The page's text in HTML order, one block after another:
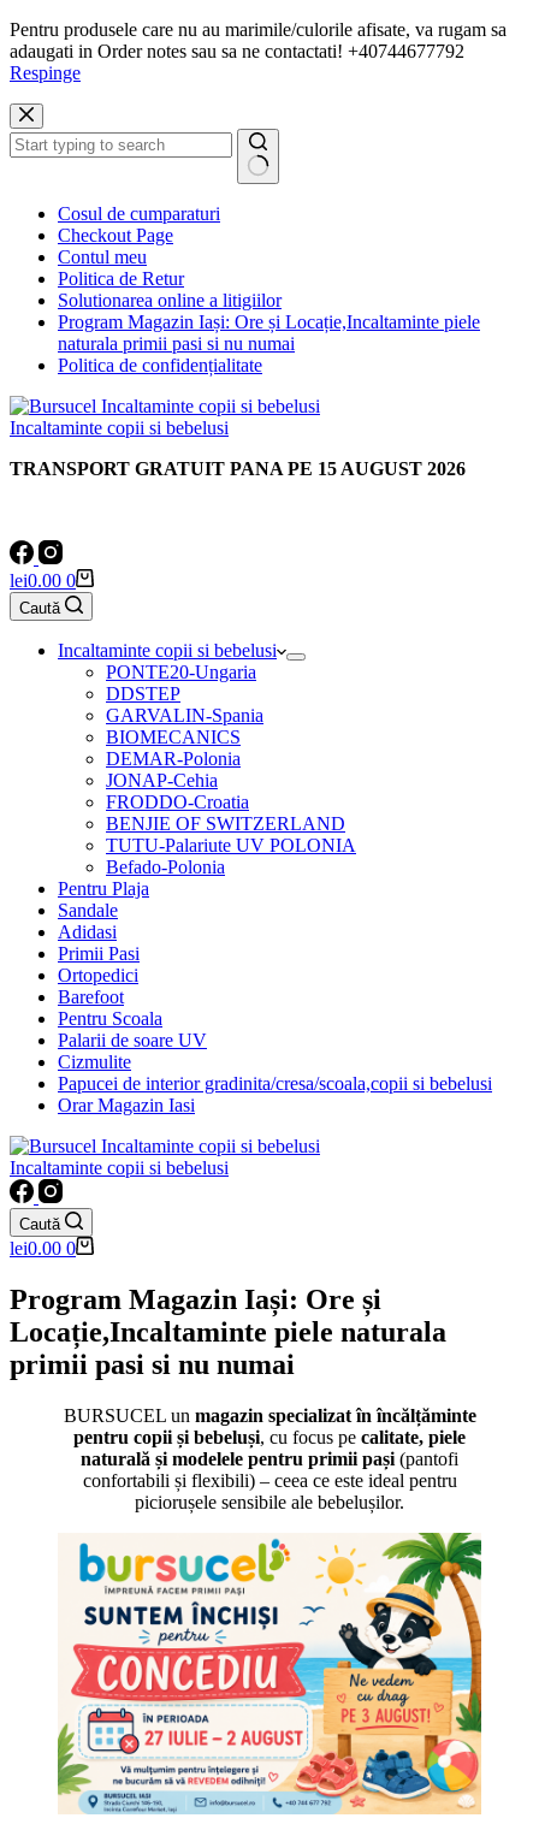
Pentru produsele care nu au marimile/culorile afisate, va rugam sa
adaugati in Order notes sau sa ne contactati! +40744677792
Respinge
Sari
la
conținut
rezultatCosul de cumparaturi
Checkout Page
Contul meu
Politica de Retur
Solutionarea online a litigiilor
Program Magazin Iași: Ore și Locație,Incaltaminte piele
naturala primii pasi si nu numai
Politica de confidențialitate
Incaltaminte copii si bebelusi
TRANSPORT GRATUIT PANA PE 15 AUGUST 2026
Coș
de
cumpărături
lei0.00 0
Caută
Incaltaminte copii si bebelusi
PONTE20-Ungaria
DDSTEP
GARVALIN-Spania
BIOMECANICS
DEMAR-Polonia
JONAP-Cehia
FRODDO-Croatia
BENJIE OF SWITZERLAND
TUTU-Palariute UV POLONIA
Befado-Polonia
Pentru Plaja
Sandale
Adidasi
Primii Pasi
Ortopedici
Barefoot
Pentru Scoala
Palarii de soare UV
Cizmulite
Papucei de interior gradinita/cresa/scoala,copii si bebelusi
Orar Magazin Iasi
Incaltaminte copii si bebelusi
Caută
Coș
cumpărături
lei0.00 0
Program Magazin Iași: Ore și
Locație,Incaltaminte piele naturala
primii pasi si nu numai
BURSUCEL un magazin specializat în încălțăminte
pentru copii și bebeluși, cu focus pe calitate, piele
naturală și modelele pentru primii pași (pantofi
confortabili și flexibili) – ceea ce este ideal pentru
piciorușele sensibile ale bebelușilor.